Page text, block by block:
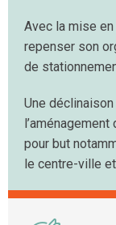
Avec la mise
repenser son
de
Une
pour but
le centre-ville et